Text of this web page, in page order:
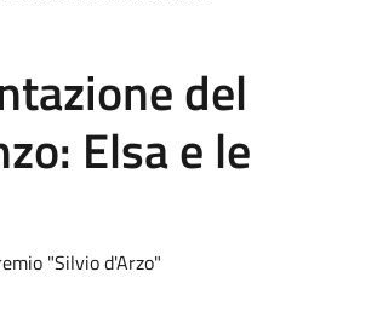
del
Elsa e le
"Silvio d'Arzo"